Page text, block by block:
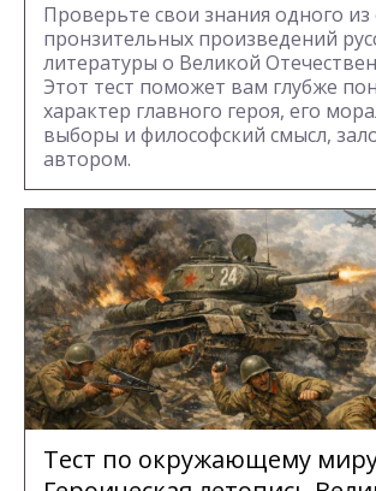
Проверьте свои знания одного
пронзительных произведений
литературы о Великой
Этот тест поможет вам глубже
характер главного героя, его
выборы и философский смысл,
автором.
Тест по окружающему